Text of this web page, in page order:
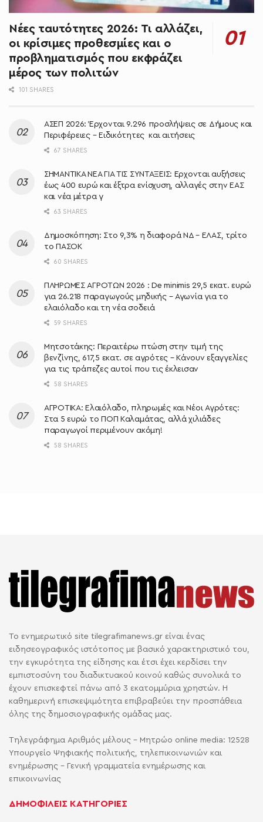
Νέες ταυτότητες 2026: Τι αλλάζει,
οι κρίσιμες προθεσμίες και ο
προβληματισμός που εκφράζει
μέρος των πολιτών
101 SHARES
ΑΣΕΠ 2026: Έρχονται 9.296 προσλήψεις σε Δήμους και
Περιφέρειες – Ειδικότητες και αιτήσεις
67 SHARES
ΣΗΜΑΝΤΙΚΑ ΝΕΑ ΓΙΑ ΤΙΣ ΣΥΝΤΑΞΕΙΣ: Έρχονται αυξήσεις
έως 400 ευρώ και έξτρα ενίσχυση, αλλαγές στην ΕΑΣ
και νέα μέτρα γ
63 SHARES
Δημοσκόπηση: Στο 9,3% η διαφορά ΝΔ – ΕΛΑΣ, τρίτο
το ΠΑΣΟΚ
60 SHARES
ΠΛΗΡΩΜΕΣ ΑΓΡΟΤΩΝ 2026 : De minimis 29,5 εκατ. ευρώ
για 26.218 παραγωγούς μηδικής – Αγωνία για το
ελαιόλαδο και τη νέα σοδειά
59 SHARES
Μητσοτάκης: Περαιτέρω πτώση στην τιμή της
βενζίνης, 617,5 εκατ. σε αγρότες – Κάνουν εξαγγελίες
για τις τράπεζες αυτοί που τις έκλεισαν
58 SHARES
ΑΓΡΟΤΙΚΑ: Ελαιόλαδο, πληρωμές και Νέοι Αγρότες:
Στα 5 ευρώ το ΠΟΠ Καλαμάτας, αλλά χιλιάδες
παραγωγοί περιμένουν ακόμη!
58 SHARES
Το ενημερωτικό site tilegrafimanews.gr είναι ένας
ειδησεογραφικός ιστότοπος με βασικό χαρακτηριστικό του,
την εγκυρότητα της είδησης και έτσι έχει κερδίσει την
εμπιστοσύνη του διαδικτυακού κοινού καθώς συνολικά το
έχουν επισκεφτεί πάνω από 3 εκατομμύρια χρηστών. Η
καθημερινή επισκεψιμότητα επιβραβεύει την προσπάθεια
όλης της δημοσιογραφικής ομάδας μας.
Τηλεγράφημα Αριθμός μέλους - Μητρώο online media: 12528
Υπουργείο Ψηφιακής πολιτικής, τηλεπικοινωνιών και
ενημέρωσης - Γενική γραμματεία ενημέρωσης και
επικοινωνίας
ΔΗΜΟΦΙΛΕΙΣ ΚΑΤΗΓΟΡΙΕΣ